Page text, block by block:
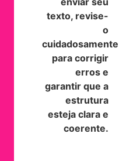
texto, revise-
o
cuidadosamente
para corrigir
erros e
garantir que a
estrutura
esteja clara e
coerente.